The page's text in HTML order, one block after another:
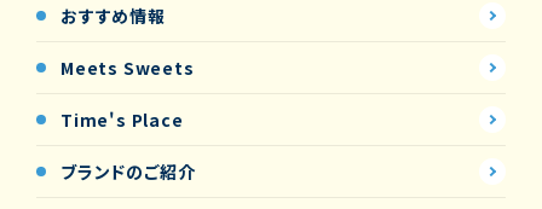
おすすめ情報
Meets Sweets
Time's Place
ブランドのご紹介